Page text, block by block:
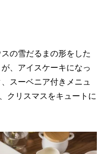
の雪だるまの形をした
、アイスケーキになっ
スーベニア付きメニュ
クリスマスをキュートに